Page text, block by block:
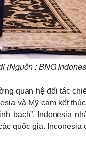
(Nguồn : BNG
quan hệ đối tác
và Mỹ cam kết
bạch”. Indonesia
quốc gia. Indonesia